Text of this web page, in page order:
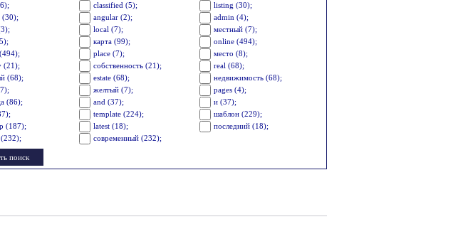
classified (5);
listing (30);
(30);
angular (2);
admin (4);
local (7);
местный (7);
карта (99);
online (494);
place (7);
место (8);
(21);
собственность (21);
real (68);
(68);
estate (68);
недвижимость (68);
желтый (7);
pages (4);
(86);
and (37);
и (37);
template (224);
шаблон (229);
(187);
latest (18);
последний (18);
современный (232);